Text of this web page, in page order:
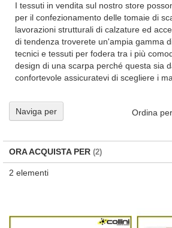
I tessuti in vendita sul nostro store
per il confezionamento delle tomaie di
lavorazioni strutturali di calzature ed
di tendenza troverete un'ampia gamma
tecnici e tessuti per fodera tra i più
design di una scarpa perché questa sia
confortevole assicuratevi di scegliere i
2 elementi
Ordina per
Naviga per
ORA ACQUISTA PER